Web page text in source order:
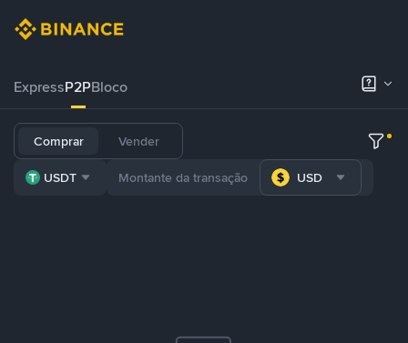
ExpressP2PBloco
Comprar Vender
USDT USD